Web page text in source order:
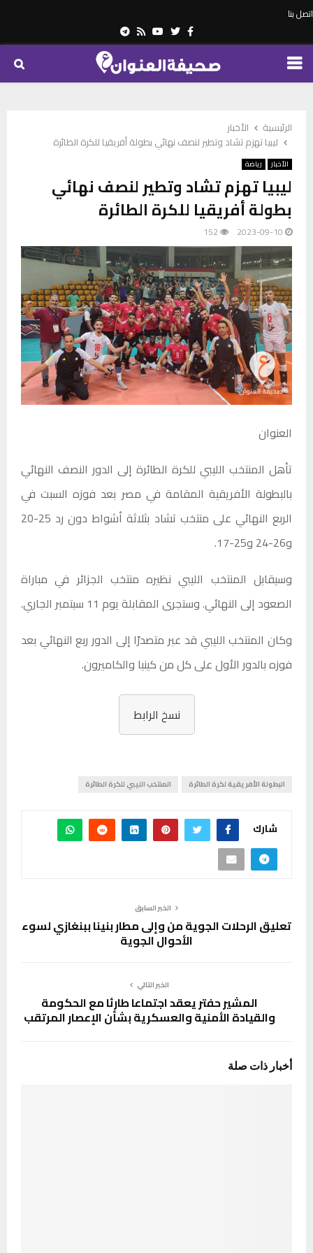
اتصل بنا
Facebook
Twitter
Youtube
Rss
Telegram
PRIMARY
الرئيسية
الأخبار
ليبيا تهزم تشاد وتطير لنصف نهائي بطولة أفريقيا للكرة الطائرة
الأخبار رياضة
ليبيا تهزم تشاد وتطير لنصف نهائي
بطولة أفريقيا للكرة الطائرة
2023-09-10
152
العنوان
تأهل المنتخب الليبي للكرة الطائرة إلى الدور النصف النهائي
بالبطولة الأفريقية المقامة في مصر بعد فوزه السبت في
الربع النهائي على منتخب تشاد بثلاثة أشواط دون رد 25-20
و26-24 و25-17.
وسيقابل المنتخب الليبي نظيره منتخب الجزائر في مباراة
الصعود إلى النهائي. وستجرى المقابلة يوم 11 سبتمبر الجاري.
وكان المنتخب الليبي قد عبر متصدرًا إلى الدور ربع النهائي بعد
فوزه بالدور الأول على كل من كينيا والكاميرون.
نسخ الرابط
البطولة الأفريقية لكرة الطائرة المنتخب الليبي للكرة الطائرة
شارك
الخبر السابق
تعليق الرحلات الجوية من وإلى مطار بنينا ببنغازي لسوء
الأحوال الجوية
الخبر التالي
المشير حفتر يعقد اجتماعا طارئا مع الحكومة
والقيادة الأمنية والعسكرية بشأن الإعصار المرتقب
أخبار ذات صلة